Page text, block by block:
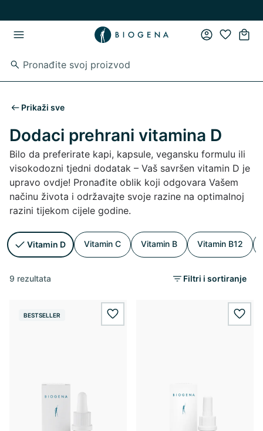
Prikaži sve
Dodaci prehrani vitamina D
Bilo da preferirate kapi, kapsule, vegansku formulu ili
visokodozni tjedni dodatak – Vaš savršen vitamin D je
upravo ovdje! Pronađite oblik koji odgovara Vašem
načinu života i održavajte svoje razine na optimalnoj
razini tijekom cijele godine.
Vitamin D Vitamin C Vitamin B Vitamin B12
9 rezultata Filtri i sortiranje
BESTSELLER wishlist.add